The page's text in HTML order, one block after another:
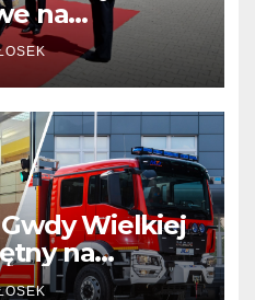
na
Wielkiej
na